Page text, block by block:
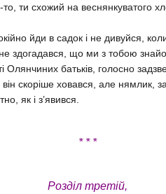
ти схожий на веснянкуватого
йди в садок і не дивуйся,
здогадався, що ми з тобою
Олянчиних батьків, голосно
він скоріше ховався, але нямлик,
як і з’явився.
* * *
Розділ третій,